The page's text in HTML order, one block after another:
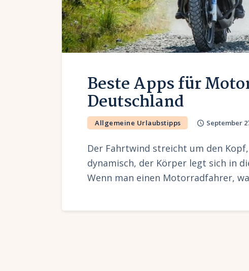
Beste Apps für
Deutschland
Allgemeine Urlaubstipps September
Der Fahrtwind streicht um den
dynamisch, der Körper legt sich in
Wenn man einen Motorradfahrer,